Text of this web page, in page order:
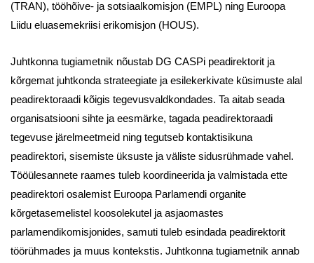
(TRAN), tööhõive- ja sotsiaalkomisjon (EMPL) ning Euroopa
Liidu eluasemekriisi erikomisjon (HOUS).
Juhtkonna tugiametnik nõustab DG CASPi peadirektorit ja
kõrgemat juhtkonda strateegiate ja esilekerkivate küsimuste alal
peadirektoraadi kõigis tegevusvaldkondades. Ta aitab seada
organisatsiooni sihte ja eesmärke, tagada peadirektoraadi
tegevuse järelmeetmeid ning tegutseb kontaktisikuna
peadirektori, sisemiste üksuste ja väliste sidusrühmade vahel.
Tööülesannete raames tuleb koordineerida ja valmistada ette
peadirektori osalemist Euroopa Parlamendi organite
kõrgetasemelistel koosolekutel ja asjaomastes
parlamendikomisjonides, samuti tuleb esindada peadirektorit
töörühmades ja muus kontekstis. Juhtkonna tugiametnik annab